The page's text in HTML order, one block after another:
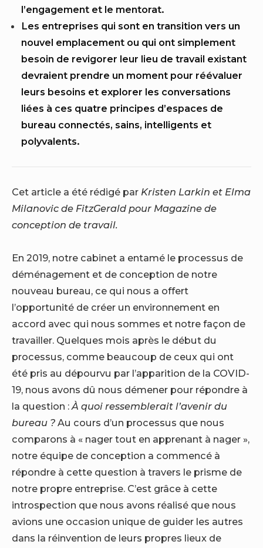
l’engagement et le mentorat.
Les entreprises qui sont en transition vers un
nouvel emplacement ou qui ont simplement
besoin de revigorer leur lieu de travail existant
devraient prendre un moment pour réévaluer
leurs besoins et explorer les conversations
liées à ces quatre principes d’espaces de
bureau connectés, sains, intelligents et
polyvalents.
Cet article a été rédigé par Kristen Larkin et Elma
Milanovic de FitzGerald pour Magazine de
conception de travail.
En 2019, notre cabinet a entamé le processus de
déménagement et de conception de notre
nouveau bureau, ce qui nous a offert
l’opportunité de créer un environnement en
accord avec qui nous sommes et notre façon de
travailler. Quelques mois après le début du
processus, comme beaucoup de ceux qui ont
été pris au dépourvu par l’apparition de la COVID-
19, nous avons dû nous démener pour répondre à
la question :À quoi ressemblerait l’avenir du
bureau ? Au cours d’un processus que nous
comparons à « nager tout en apprenant à nager »,
notre équipe de conception a commencé à
répondre à cette question à travers le prisme de
notre propre entreprise. C’est grâce à cette
introspection que nous avons réalisé que nous
avions une occasion unique de guider les autres
dans la réinvention de leurs propres lieux de